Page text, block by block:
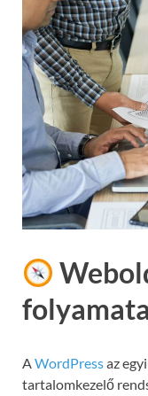
folyamata
AWordPressaz
tartalomkezelő